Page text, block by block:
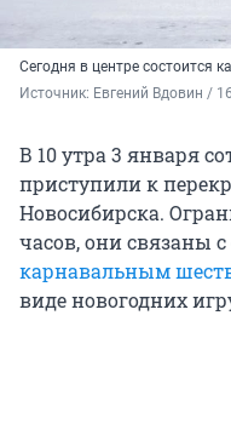
Сегодня в центре состоится
Источник: Евгений Вдовин /
В 10 утра 3 января
приступили к
Новосибирска.
часов, они связаны
карнавальным
виде новогодних